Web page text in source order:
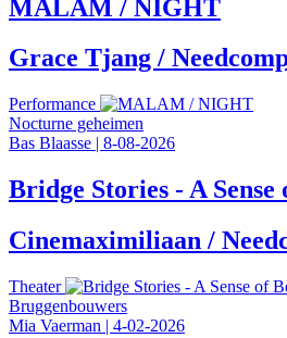
MALAM / NIGHT
Grace Tjang /
Performance
Nocturne geheimen
Bas Blaasse | 8-08-2026
Bridge Stories - A Sense
Cinemaximiliaan /
Theater
Bruggenbouwers
Mia Vaerman | 4-02-2026